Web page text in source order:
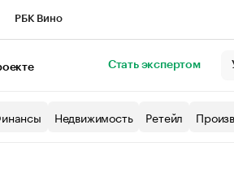
РБК Вино
Стать экспертом
Недвижимость Ретейл